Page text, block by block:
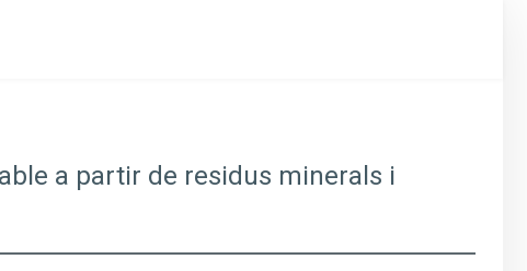
a partir de residus minerals i